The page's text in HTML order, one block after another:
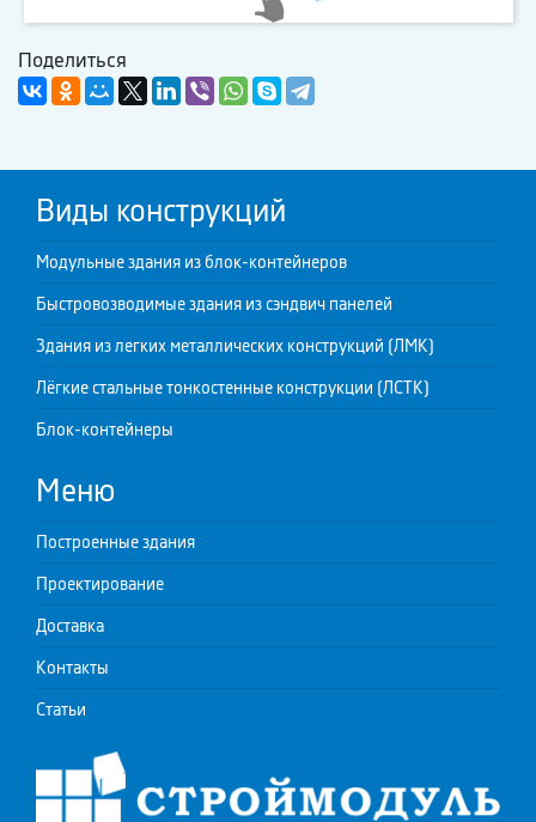
Поделиться
Виды конструкций
Модульные здания из блок-контейнеров
Быстровозводимые здания из сэндвич панелей
Здания из легких металлических конструкций (ЛМК)
Лёгкие стальные тонкостенные конструкции (ЛСТК)
Блок-контейнеры
Меню
Построенные здания
Проектирование
Доставка
Контакты
Статьи